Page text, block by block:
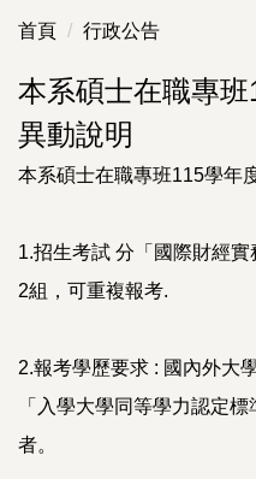
首頁 行政公告
本系碩士在職專
異動說明
本系碩士在職專班115學年
1.招生考試 分「國際財經實
2組，可重複報考.
2.報考學歷要求 : 國內外大
「入學大學同等學力認定
者。